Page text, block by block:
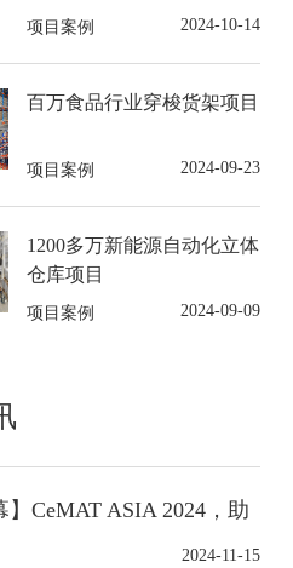
项目案例 2024-10-14
百万食品行业穿梭货架项目
项目案例 2024-09-23
1200多万新能源自动化立体
仓库项目
项目案例 2024-09-09
】CeMAT ASIA 2024，助
物流自动化仓储！2024-11-15